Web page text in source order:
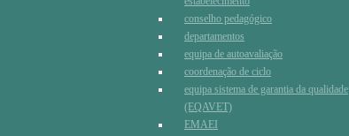
conselho pedagógico
departamentos
equipa de autoavaliação
coordenação de ciclo
equipa sistema de garantia da qualidade
(EQAVET)
EMAEI